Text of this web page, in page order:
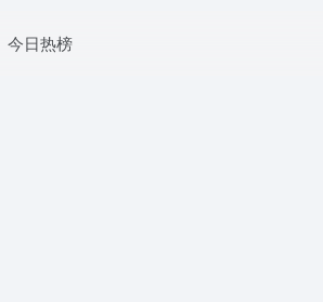
今日热榜